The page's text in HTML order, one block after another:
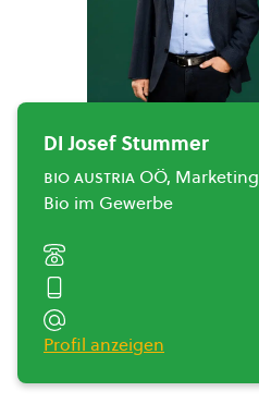
DI Josef Stummer
bio austria OÖ, Marketing
Bio im Gewerbe
Profil anzeigen